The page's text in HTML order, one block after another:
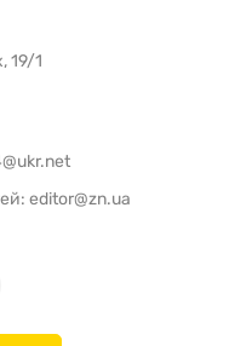
19/1
editor@zn.ua